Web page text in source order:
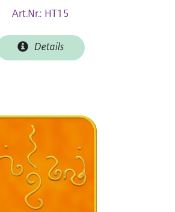
Art.Nr.: HT15
Details